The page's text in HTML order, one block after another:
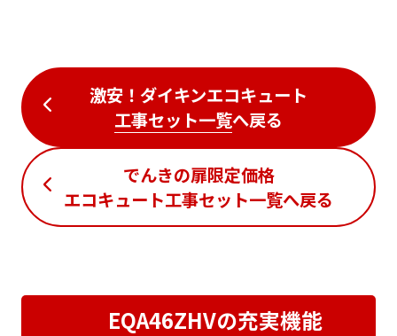
激安！ダイキンエコキュート
工事セット一覧へ戻る
でんきの扉限定価格
エコキュート工事セット一覧へ戻る
EQA46ZHVの充実機能